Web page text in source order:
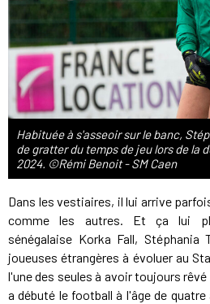
Habituée à s'asseoir sur le banc,
de gratter du temps de jeu lors de la
2024. ©Rémi Benoit - SM Caen
Dans les vestiaires, il lui arrive
comme les autres. Et ça lui
sénégalaise Korka Fall, Stéphania
joueuses étrangères à évoluer au
l'une des seules à avoir toujours rêvé
a débuté le football à l'âge de